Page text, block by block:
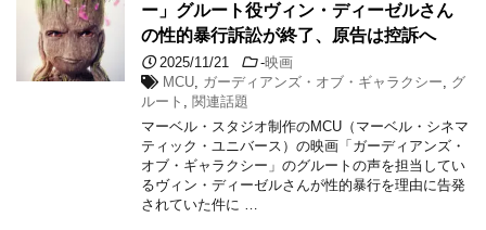
ー」グルート役ヴィン・ディーゼルさん
の性的暴行訴訟が終了、原告は控訴へ
2025/11/21 -映画
MCU
ガーディアンズ・オブ・ギャラクシー
グ
ルート
関連話題
マーベル・スタジオ制作のMCU（マーベル・シネマ
ティック・ユニバース）の映画「ガーディアンズ・
オブ・ギャラクシー」のグルートの声を担当してい
るヴィン・ディーゼルさんが性的暴行を理由に告発
されていた件に …